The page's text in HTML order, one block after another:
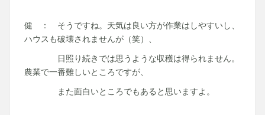
健 ： そうですね。天気は良い方が作業はしやすいし、
ハウスも破壊されませんが（笑）、
日照り続きでは思うような収穫は得られません。
農業で一番難しいところですが、
また面白いところでもあると思いますよ。